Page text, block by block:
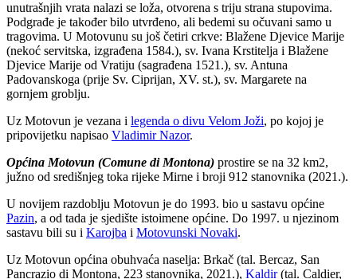
unutrašnjih vrata nalazi se loža, otvorena s triju strana stupovima.
Podgrađe je također bilo utvrđeno, ali bedemi su očuvani samo u
tragovima. U Motovunu su još četiri crkve: Blažene Djevice Marije
(nekoć servitska, izgrađena 1584.), sv. Ivana Krstitelja i Blažene
Djevice Marije od Vratiju (sagrađena 1521.), sv. Antuna
Padovanskoga (prije Sv. Ciprijan, XV. st.), sv. Margarete na
gornjem groblju.
Uz Motovun je vezana i legenda o divu Velom Joži, po kojoj je
pripovijetku napisao Vladimir Nazor.
Općina Motovun (Comune di Montona) prostire se na 32 km2,
južno od središnjeg toka rijeke Mirne i broji 912 stanovnika (2021.).
U novijem razdoblju Motovun je do 1993. bio u sastavu općine
Pazin, a od tada je sjedište istoimene općine. Do 1997. u njezinom
sastavu bili su i Karojba i Motovunski Novaki.
Uz Motovun općina obuhvaća naselja: Brkač (tal. Bercaz, San
Pancrazio di Montona, 223 stanovnika, 2021.), Kaldir(tal. Caldier,